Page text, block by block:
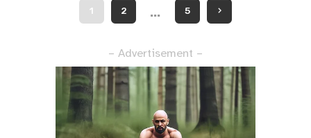
1 2 … 5
– Advertisement –